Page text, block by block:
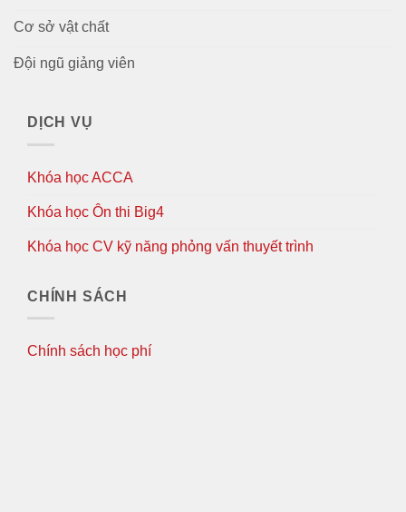
Cơ sở vật chất
Đội ngũ giảng viên
DỊCH VỤ
Khóa học ACCA
Khóa học Ôn thi Big4
Khóa học CV kỹ năng phỏng vấn thuyết trình
CHÍNH SÁCH
Chính sách học phí